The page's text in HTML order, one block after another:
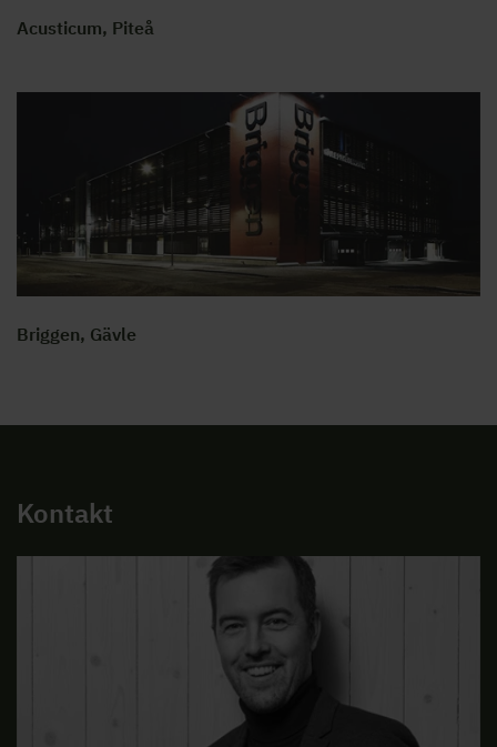
Acusticum, Piteå
Briggen, Gävle
Kontakt